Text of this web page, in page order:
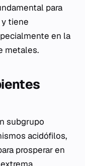
para
tiene
en la
metales.
subgrupo
acidófilos,
prosperar en